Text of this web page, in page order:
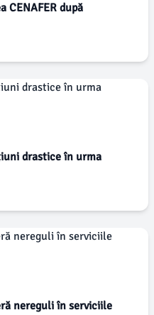
CENAFER după
drastice în urma
nereguli în serviciile